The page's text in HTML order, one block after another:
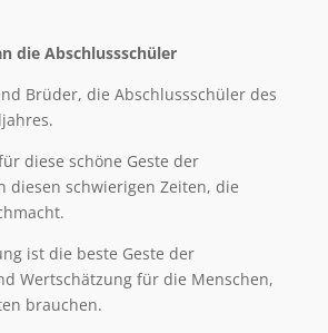
die Abschlussschüler
Brüder, die Abschlussschüler des
diese schöne Geste der
diesen schwierigen Zeiten, die
ist die beste Geste der
Wertschätzung für die Menschen,
brauchen.